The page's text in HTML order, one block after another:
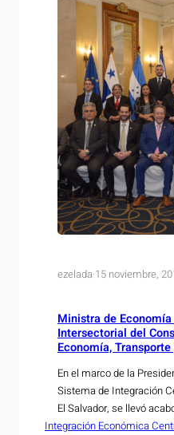
ezelada·15 noviembre,
Ministra de
Intersectorial del
Economía,
En el marco de la
Sistema de Integración
El Salvador, se llevó
Reunión Intersectorial de
Integración Económica